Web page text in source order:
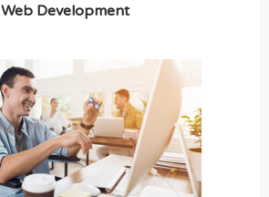
Web Development